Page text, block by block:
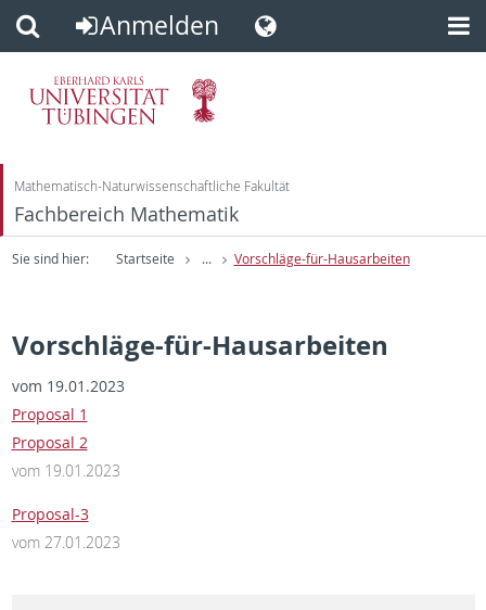
Direkt
zum
Inhalt
Direkt
zur
Fußleiste
Anmelden
Mathematisch-Naturwissenschaftliche Fakultät
Fachbereich Mathematik
Sie sind hier: Startseite ... Vorschläge-für-Hausarbeiten
Vorschläge-für-Hausarbeiten
vom 19.01.2023
Proposal 1
Proposal 2
vom 19.01.2023
Proposal-3
vom 27.01.2023